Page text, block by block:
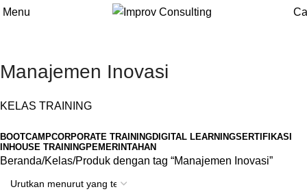
Menu
Manajemen Inovasi
KELAS TRAINING
BOOTCAMPCORPORATE TRAININGDIGITAL LEARNINGSERTIFIKASI
INHOUSE TRAININGPEMERINTAHAN
Beranda Kelas Produk dengan tag “Manajemen Inovasi”